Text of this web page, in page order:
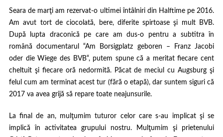
Seara de marţi am rezervat-o ultimei întâlniri din Halftime pe 2016.
Am avut tort de ciocolată, bere, diferite spirtoase şi mult BVB.
După lupta draconică pe care am dus-o pentru a subtitra în
română documentarul“Am Borsigplatz geboren – Franz Jacobi
oder die Wiege des BVB“, putem spune că a meritat fiecare cent
cheltuit şi fiecare oră nedormită. Păcat de meciul cu Augsburg şi
felul cum am terminat acest tur (fără o etapă), dar suntem siguri că
2017 va avea grijă să repare toate neajunsurile.
La final de an, mulţumim tuturor celor care s-au implicat şi se
implică în activitatea grupului nostru. Mulţumim şi prietenului